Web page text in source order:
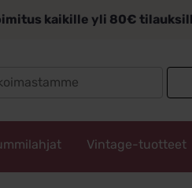
kaikille yli 80€
Vintage-tuotteet